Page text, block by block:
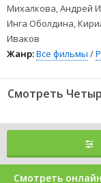
Михалкова, Андрей
Инга Оболдина,
Иваков
Жанр:Все фильмы /
Смотреть
Смотреть онлайн